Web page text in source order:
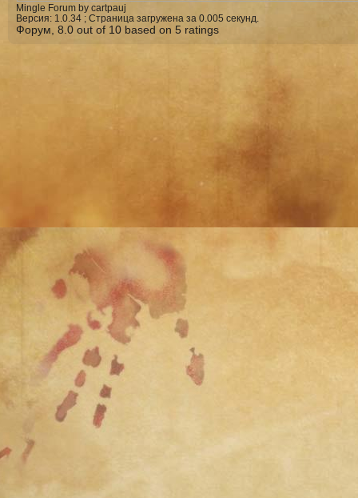
Mingle Forum by cartpauj
Версия: 1.0.34 ; Страница загружена за 0.005 секунд.
Форум 8.0 out of 10 based on 5 ratings